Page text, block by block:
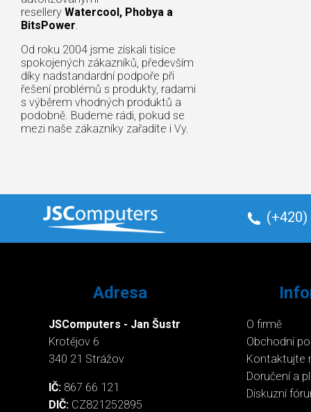
resellery Watercool, Phobya a
BitsPower.
Od roku 2004 jsme získali tisíce
spokojených zákazníků, především
díky nadstandardní podpoře při
řešení problémů s produkty, radami
s výběrem vhodných produktů a
podobně. Budeme rádi, pokud se
mezi naše zákazníky zařadíte i Vy.
(+420)
Adresa
JSComputers - Jan Šustr
Krotějov 6
340 21 Strážov
IČ: 867 66 121
DIČ: CZ821252895
O firmě
Obchodní
Kontaktujte
Doručení a
Diskuzní